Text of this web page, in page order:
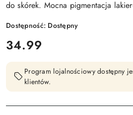
do skórek. Mocna pigmentacja
Dostępność: Dostępny
cena:
34.99
Program lojalnościowy dostępny
klientów.